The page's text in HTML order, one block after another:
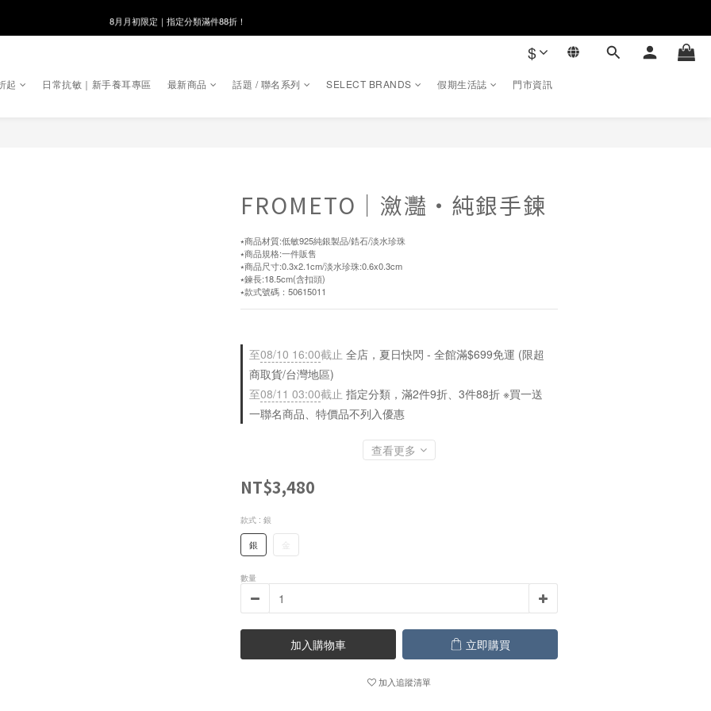
8月月初限定｜指定分類滿件88折！
$
起 日常抗敏｜新手養耳專區 最新商品 話題 / 聯名系列 SELECT BRANDS 假期生活誌 門市資訊
FROMETO｜瀲灩・純銀手鍊
⭑商品材質:低敏925純銀製品/鋯石/淡水珍珠
⭑商品規格:一件販售
⭑商品尺寸:0.3x2.1cm/淡水珍珠:0.6x0.3cm
⭑鍊長:18.5cm(含扣頭)
⭑款式號碼：50615011
至08/10 16:00截止 全店，夏日快閃 - 全館滿$699免運 (限超
商取貨/台灣地區)
至08/11 03:00截止 指定分類，滿2件9折、3件88折 ※買一送
一聯名商品、特價品不列入優惠
查看更多
NT$3,480
款式 : 銀
銀 金
數量
加入購物車 立即購買
加入追蹤清單